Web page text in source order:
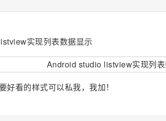
实现列表数据显示
好看的样式可以私我，我加！